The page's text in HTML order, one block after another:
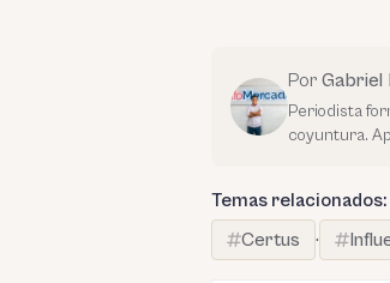
Por Gabriel
Periodista
coyuntura.
Temas relacionados:
Certus
·